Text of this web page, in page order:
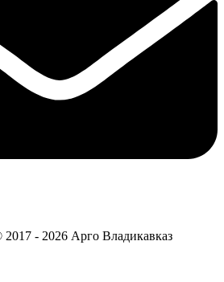
- 2026 Арго Владикавказ